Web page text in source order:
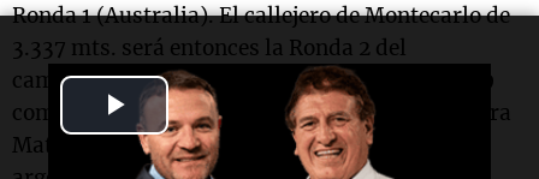
Play
Video
Ronda 1 (Australia). El callejero de Montecarlo de
3.337 mts. será entonces la Ronda 2 del
campeonato, donde el piloto de 17 años y sus 29
compañeros de grilla regresarán a la acción. Para
Mattia, que ha elegido correr bajo bandera